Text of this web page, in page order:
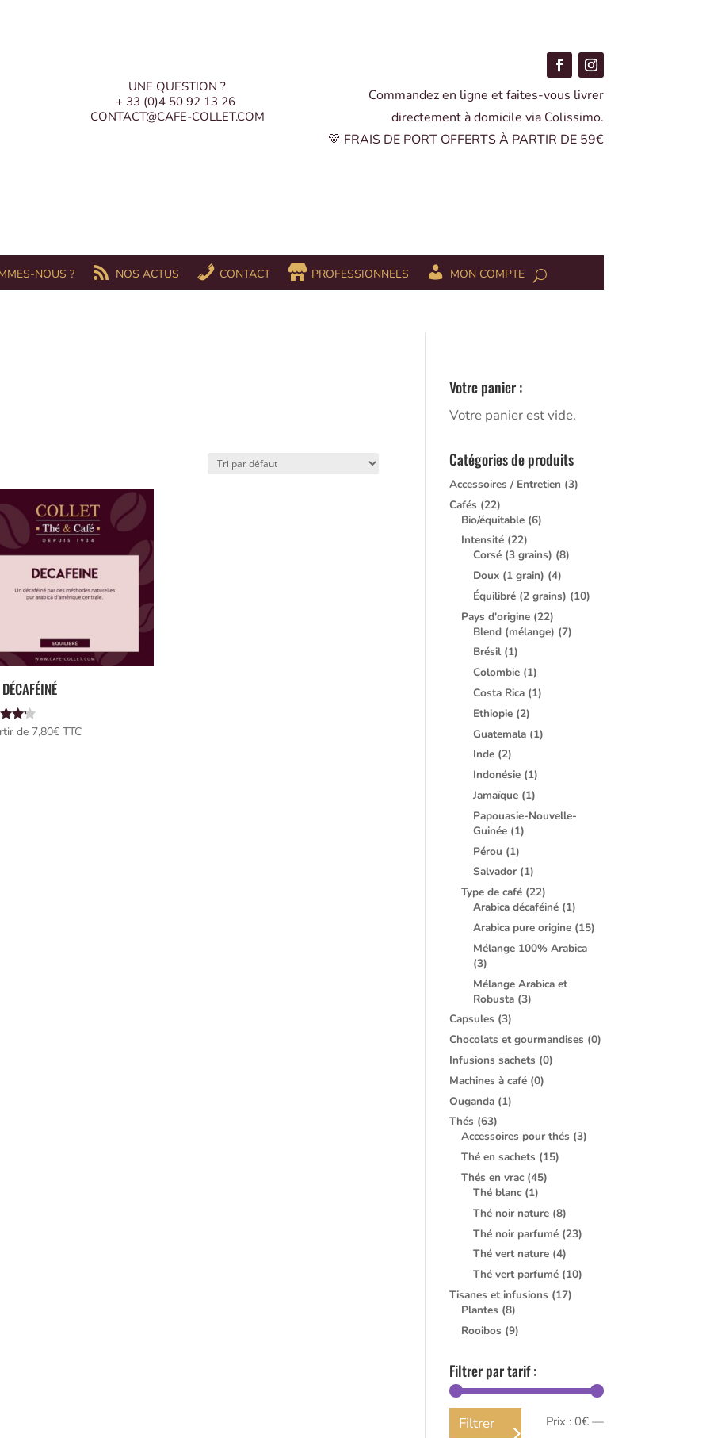
UNE QUESTION ?
+ 33 (0)4 50 92 13 26
CONTACT@CAFE-COLLET.COM
Commandez en ligne et faites-vous livrer
directement à domicile via Colissimo.
💛 FRAIS DE PORT OFFERTS À PARTIR DE 59€
NOUS ? NOS ACTUS CONTACT PROFESSIONNELS MON COMPTE
de 7,80€ TTC
Votre panier :
Votre panier est vide.
Catégories de produits
Accessoires / Entretien (3)
Cafés (22)
Bio/équitable (6)
Intensité (22)
Corsé (3 grains) (8)
Doux (1 grain) (4)
Équilibré (2 grains) (10)
Pays d'origine (22)
Blend (mélange) (7)
Brésil (1)
Colombie (1)
Costa Rica (1)
Ethiopie (2)
Guatemala (1)
Inde (2)
Indonésie (1)
Jamaïque (1)
Papouasie-Nouvelle-
Guinée (1)
Pérou (1)
Salvador (1)
Type de café (22)
Arabica décaféiné (1)
Arabica pure origine (15)
Mélange 100% Arabica
(3)
Mélange Arabica et
Robusta (3)
Capsules (3)
Chocolats et gourmandises (0)
Infusions sachets (0)
Machines à café (0)
Ouganda (1)
Thés (63)
Accessoires pour thés (3)
Thé en sachets (15)
Thés en vrac (45)
Thé blanc (1)
Thé noir nature (8)
Thé noir parfumé (23)
Thé vert nature (4)
Thé vert parfumé (10)
Tisanes et infusions (17)
Plantes (8)
Rooibos (9)
Filtrer par tarif :
Prix
Prix
Filtrer Prix : 0€—